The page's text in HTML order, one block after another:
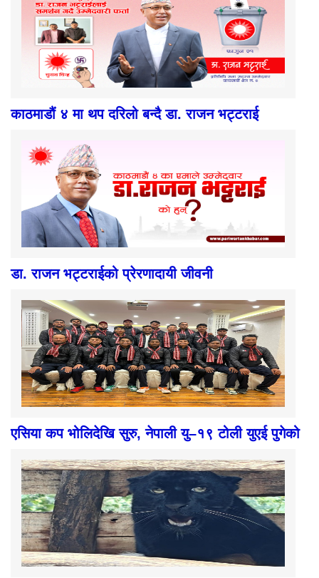
काठमाडौं ४ मा थप दरिलो बन्दै डा. राजन भट्टराई
डा. राजन भट्टराईको प्रेरणादायी जीवनी
एसिया कप भोलिदेखि सुरु, नेपाली यु–१९ टोली युएई पुगेको